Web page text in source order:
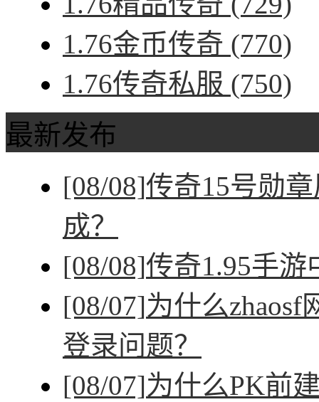
1.76金币传奇 (770)
1.76传奇私服 (750)
最新发布
[08/08]传奇15号勋
成？
[08/08]传奇1.95手
[08/07]为什么
登录问题？
[08/07]为什么PK前